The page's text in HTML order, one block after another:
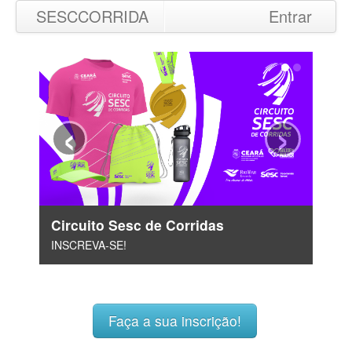
SESCCORRIDA Entrar
Circuito Sesc de Corridas
INSCREVA-SE!
‹ ›
Faça a sua inscrição!